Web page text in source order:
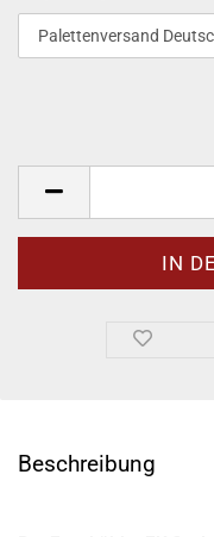
Beschreibung